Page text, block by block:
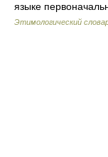
языке
Этимологический